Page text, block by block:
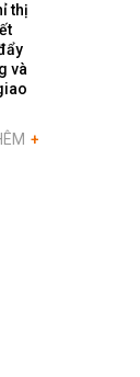
thị
và
+